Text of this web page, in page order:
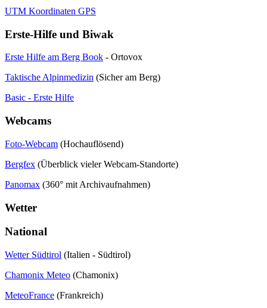
UTM Koordinaten GPS
Erste-Hilfe und Biwak
Erste Hilfe am Berg Book - Ortovox
Taktische Alpinmedizin (Sicher am Berg)
Basic - Erste Hilfe
Webcams
Foto-Webcam (Hochauflösend)
Bergfex (Überblick vieler Webcam-Standorte)
Panomax (360° mit Archivaufnahmen)
Wetter
National
Wetter Südtirol (Italien - Südtirol)
Chamonix Meteo (Chamonix)
MeteoFrance (Frankreich)